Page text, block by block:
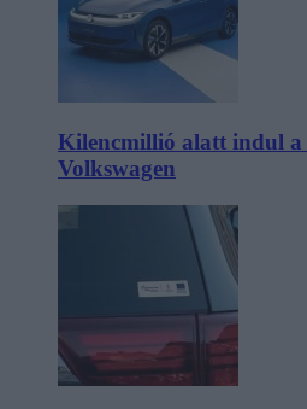
Kilencmillió alatt indul a
Volkswagen